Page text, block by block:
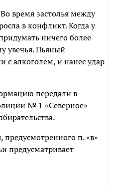
время застолья между
в конфликт. Когда у
ничего более
увечья. Пьяный
алкоголем, и нанес удар
передали в
№ 1 «Северное»
п. «в»
предусматривает